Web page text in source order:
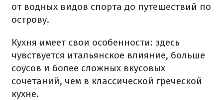
от водных видов спорта до путешествий по
острову.
Кухня имеет свои особенности: здесь
чувствуется итальянское влияние, больше
соусов и более сложных вкусовых
сочетаний, чем в классической греческой
кухне.